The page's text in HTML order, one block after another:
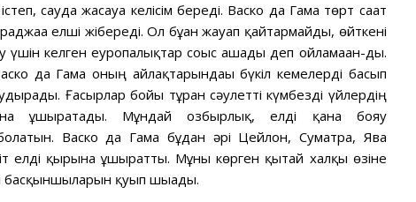
сауда жасауға келісім береді. Васко да Гама төрт сағат
елші жібереді. Ол бұған жауап қайтармайды, өйткені
үшін келген еуропалықтар соғыс ашады деп ойламаған-ды.
да Гама оның айлақтарындағы бүкіл кемелерді басып
Ғасырлар бойы тұрған сәулетті күмбезді үйлердің
ұшыратады. Мұндай озбырлық, елді қанға бояу
Васко да Гама бұдан әрі Цейлон, Суматра, Ява
елді қырғынға ұшыратты. Мұны көрген қытай халқы өзіне
басқыншыларын қуып шығады.